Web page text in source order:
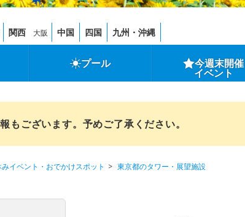
関西 大阪 中国 四国 九州・沖縄
プール 今週末開催
イベント
ございます。予めご了承ください。
イベント・おでかけスポット
東京都のタワー・展望施設